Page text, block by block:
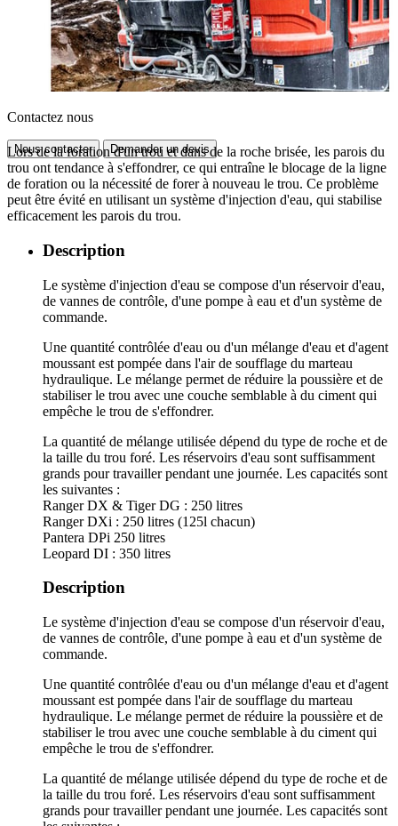
Contactez nous
Nous contacter Demander un devis
Lors de la foration d'un trou et dans de la roche brisée, les parois du
trou ont tendance à s'effondrer, ce qui entraîne le blocage de la ligne
de foration ou la nécessité de forer à nouveau le trou. Ce problème
peut être évité en utilisant un système d'injection d'eau, qui stabilise
efficacement les parois du trou.
Description
Le système d'injection d'eau se compose d'un réservoir d'eau,
de vannes de contrôle, d'une pompe à eau et d'un système de
commande.
Une quantité contrôlée d'eau ou d'un mélange d'eau et d'agent
moussant est pompée dans l'air de soufflage du marteau
hydraulique. Le mélange permet de réduire la poussière et de
stabiliser le trou avec une couche semblable à du ciment qui
empêche le trou de s'effondrer.
La quantité de mélange utilisée dépend du type de roche et de
la taille du trou foré. Les réservoirs d'eau sont suffisamment
grands pour travailler pendant une journée. Les capacités sont
les suivantes :
Ranger DX & Tiger DG : 250 litres
Ranger DXi : 250 litres (125l chacun)
Pantera DPi 250 litres
Leopard DI : 350 litres
Description
Le système d'injection d'eau se compose d'un réservoir d'eau,
de vannes de contrôle, d'une pompe à eau et d'un système de
commande.
Une quantité contrôlée d'eau ou d'un mélange d'eau et d'agent
moussant est pompée dans l'air de soufflage du marteau
hydraulique. Le mélange permet de réduire la poussière et de
stabiliser le trou avec une couche semblable à du ciment qui
empêche le trou de s'effondrer.
La quantité de mélange utilisée dépend du type de roche et de
la taille du trou foré. Les réservoirs d'eau sont suffisamment
grands pour travailler pendant une journée. Les capacités sont